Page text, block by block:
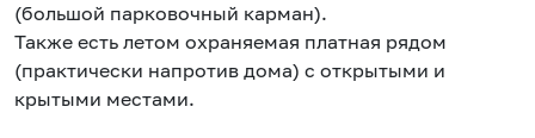
(большой парковочный карман).
Также есть летом охраняемая платная рядом
(практически напротив дома) с открытыми и
крытыми местами.